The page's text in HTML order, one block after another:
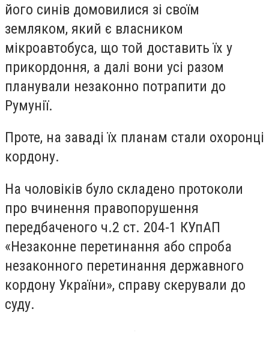
його синів домовилися зі своїм
земляком, який є власником
мікроавтобуса, що той доставить їх у
прикордоння, а далі вони усі разом
планували незаконно потрапити до
Румунії.
Проте, на заваді їх планам стали охоронці
кордону.
На чоловіків було складено протоколи
про вчинення правопорушення
передбаченого ч.2 ст. 204-1 КУпАП
«Незаконне перетинання або спроба
незаконного перетинання державного
кордону України», справу скерували до
суду.